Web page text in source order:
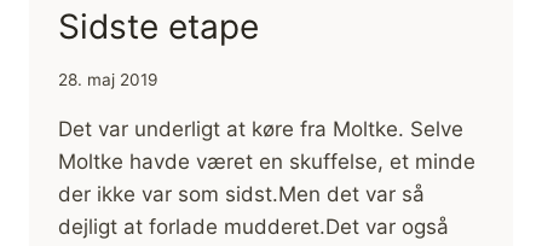
Sidste etape
28. maj 2019
Det var underligt at køre fra Moltke. Selve
Moltke havde været en skuffelse, et minde
der ikke var som sidst.Men det var så
dejligt at forlade mudderet.Det var også